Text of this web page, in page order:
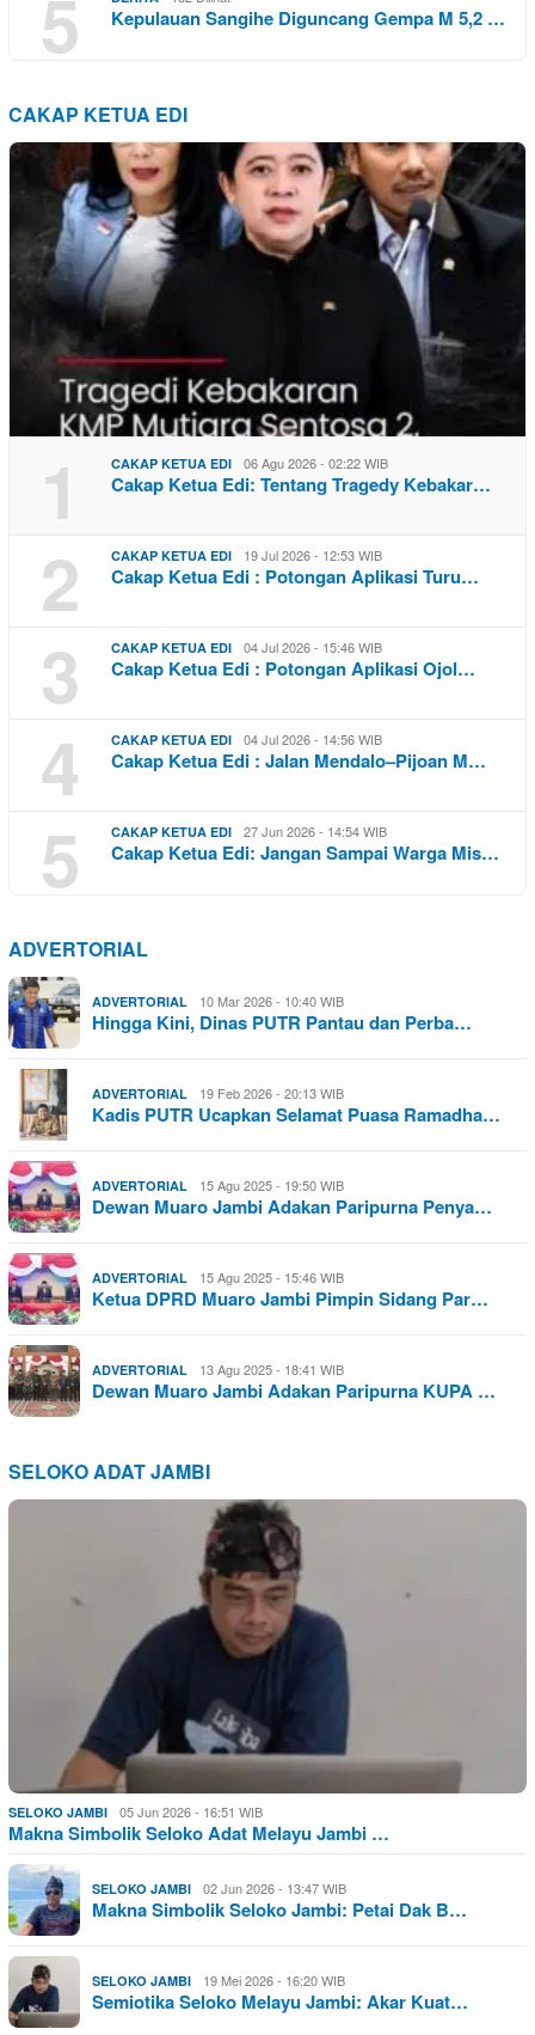
5 Kepulauan Sangihe Diguncang Gempa M 5,2 …
CAKAP KETUA EDI
1 CAKAP KETUA EDI 06 Agu 2026 - 02:22 WIB
Cakap Ketua Edi: Tentang Tragedy Kebakar…
2 CAKAP KETUA EDI 19 Jul 2026 - 12:53 WIB
Cakap Ketua Edi : Potongan Aplikasi Turu…
3 CAKAP KETUA EDI 04 Jul 2026 - 15:46 WIB
Cakap Ketua Edi : Potongan Aplikasi Ojol…
4 CAKAP KETUA EDI 04 Jul 2026 - 14:56 WIB
Cakap Ketua Edi : Jalan Mendalo–Pijoan M…
5 CAKAP KETUA EDI 27 Jun 2026 - 14:54 WIB
Cakap Ketua Edi: Jangan Sampai Warga Mis…
ADVERTORIAL
ADVERTORIAL 10 Mar 2026 - 10:40 WIB
Hingga Kini, Dinas PUTR Pantau dan Perba…
ADVERTORIAL 19 Feb 2026 - 20:13 WIB
Kadis PUTR Ucapkan Selamat Puasa Ramadha…
ADVERTORIAL 15 Agu 2025 - 19:50 WIB
Dewan Muaro Jambi Adakan Paripurna Penya…
ADVERTORIAL 15 Agu 2025 - 15:46 WIB
Ketua DPRD Muaro Jambi Pimpin Sidang Par…
ADVERTORIAL 13 Agu 2025 - 18:41 WIB
Dewan Muaro Jambi Adakan Paripurna KUPA …
SELOKO ADAT JAMBI
SELOKO JAMBI 05 Jun 2026 - 16:51 WIB
Makna Simbolik Seloko Adat Melayu Jambi …
SELOKO JAMBI 02 Jun 2026 - 13:47 WIB
Makna Simbolik Seloko Jambi: Petai Dak B…
SELOKO JAMBI 19 Mei 2026 - 16:20 WIB
Semiotika Seloko Melayu Jambi: Akar Kuat…